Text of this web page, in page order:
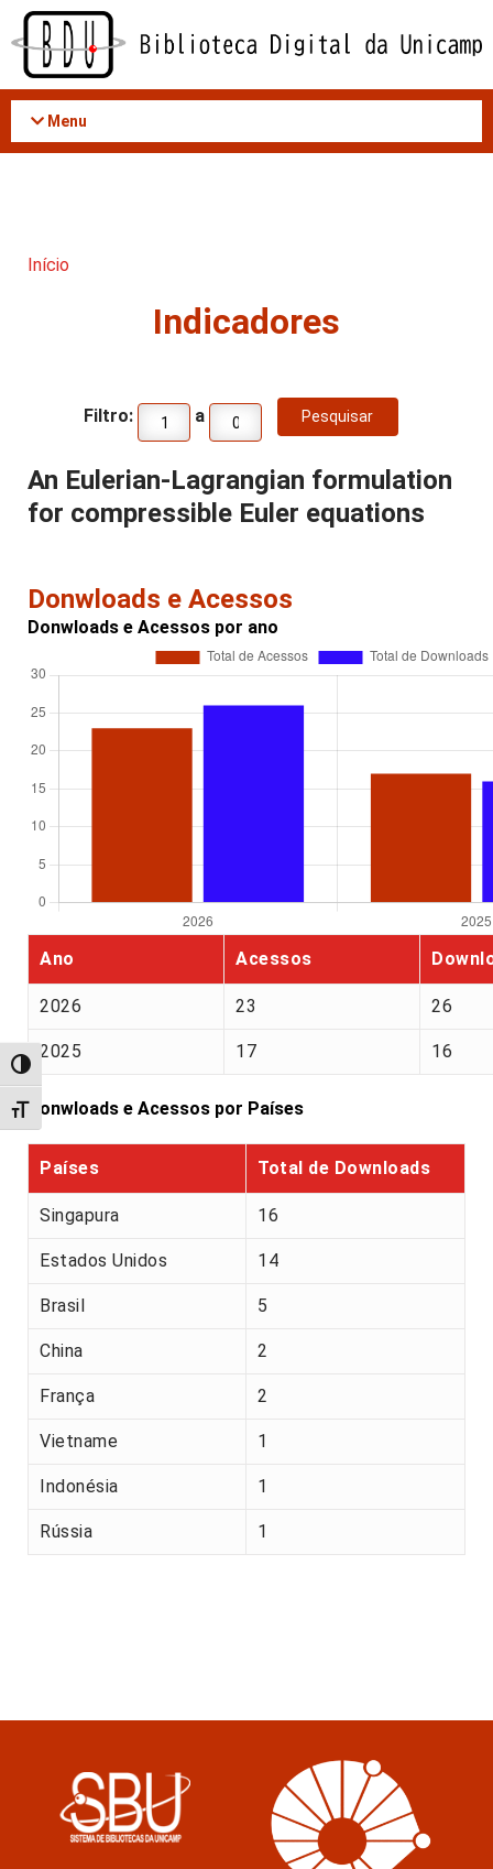
Acessar
conteúdo
Alternar alto contraste
Alternar tamanho da fonte
Menu
Início
Indicadores
Filtro: a
An Eulerian-Lagrangian formulation
for compressible Euler equations
Donwloads e Acessos
Donwloads e Acessos por ano
Ano Acessos
2026 23 26
2025 17 16
Donwloads e Acessos por Países
Países Total de Downloads
Singapura 16
Estados Unidos 14
Brasil 5
China 2
França 2
Vietname 1
Indonésia 1
Rússia 1